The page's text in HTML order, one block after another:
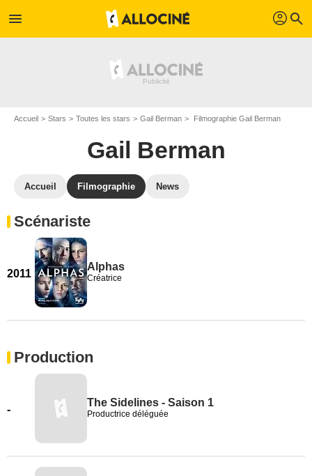
menu profil search
Accueil Stars Toutes les stars Gail Berman Filmographie Gail Berman
Gail Berman
Accueil Filmographie News
Scénariste
2011
Alphas
Créatrice
Production
-
The Sidelines - Saison 1
Productrice déléguée